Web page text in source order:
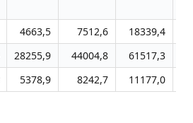
4663,5 7512,6 18339,4
28255,9 44004,8 61517,3
5378,9 8242,7 11177,0